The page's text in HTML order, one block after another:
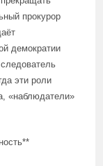
прокурор
демократии
эти роли
«наблюдатели»